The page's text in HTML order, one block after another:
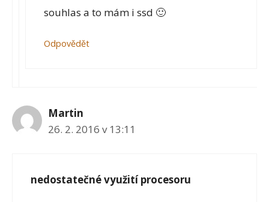
souhlas a to mám i ssd 🙂
Odpovědět
Martin
26. 2. 2016 v 13:11
nedostatečné využití procesoru